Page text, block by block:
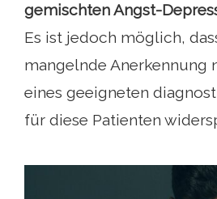
gemischten Angst-
Es ist jedoch möglich,
mangelnde Anerkennung
eines geeigneten
für diese Patienten